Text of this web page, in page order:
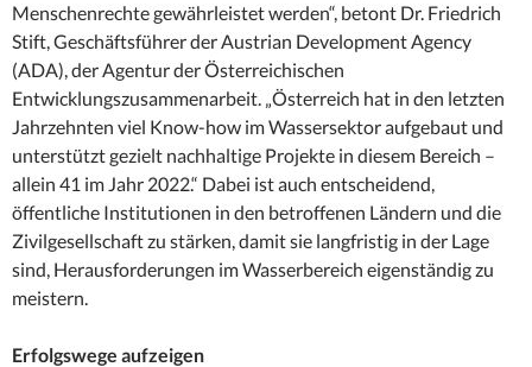
Menschenrechte gewährleistet werden“, betont Dr. Friedrich
Stift, Geschäftsführer der Austrian Development Agency
(ADA), der Agentur der Österreichischen
Entwicklungszusammenarbeit. „Österreich hat in den letzten
Jahrzehnten viel Know-how im Wassersektor aufgebaut und
unterstützt gezielt nachhaltige Projekte in diesem Bereich –
allein 41 im Jahr 2022.“ Dabei ist auch entscheidend,
öffentliche Institutionen in den betroffenen Ländern und die
Zivilgesellschaft zu stärken, damit sie langfristig in der Lage
sind, Herausforderungen im Wasserbereich eigenständig zu
meistern.
Erfolgswege aufzeigen